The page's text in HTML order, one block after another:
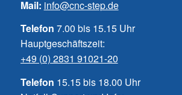
Mail: info@cnc-step.de
Telefon 7.00 bis 15.15 Uhr
Hauptgeschäftszeit:
+49 (0) 2831 91021-20
Telefon 15.15 bis 18.00 Uhr